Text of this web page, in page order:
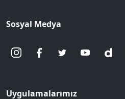
Sosyal Medya
Uygulamalarımız